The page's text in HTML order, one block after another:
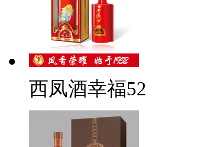
西凤酒幸福52